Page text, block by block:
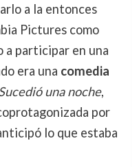
a la entonces
Pictures como
a participar en una
era una comedia
una noche,
por
lo que estaba